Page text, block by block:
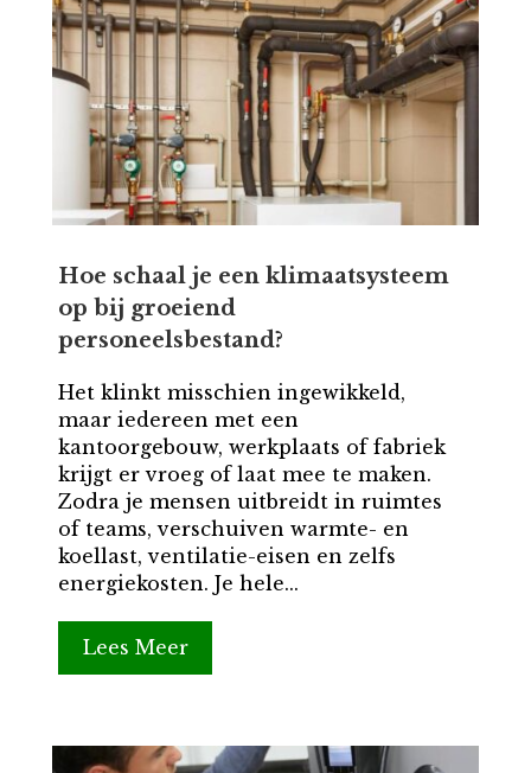
Hoe schaal je een klimaatsysteem
op bij groeiend
personeelsbestand?
Het klinkt misschien ingewikkeld,
maar iedereen met een
kantoorgebouw, werkplaats of fabriek
krijgt er vroeg of laat mee te maken.
Zodra je mensen uitbreidt in ruimtes
of teams, verschuiven warmte- en
koellast, ventilatie-eisen en zelfs
energiekosten. Je hele...
Lees Meer